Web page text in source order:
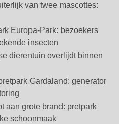
van twee mascottes:
Europa-Park: bezoekers
insecten
dierentuin overlijdt binnen
Gardaland: generator
aan grote brand: pretpark
schoonmaak